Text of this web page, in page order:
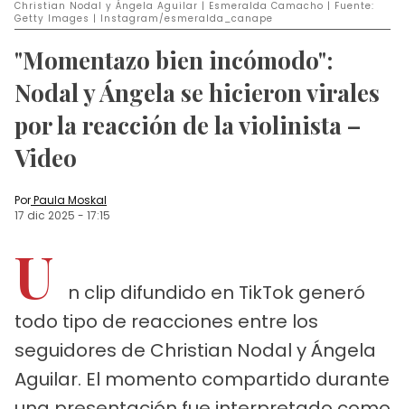
Christian Nodal y Ángela Aguilar | Esmeralda Camacho | Fuente:
Getty Images | Instagram/esmeralda_canape
"Momentazo bien incómodo":
Nodal y Ángela se hicieron virales
por la reacción de la violinista –
Video
PorPaula Moskal
17 dic 2025 - 17:15
U
n clip difundido en TikTok generó
todo tipo de reacciones entre los
seguidores de Christian Nodal y Ángela
Aguilar. El momento compartido durante